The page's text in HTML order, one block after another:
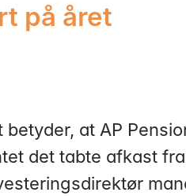
på året
at AP
det tabte afkast